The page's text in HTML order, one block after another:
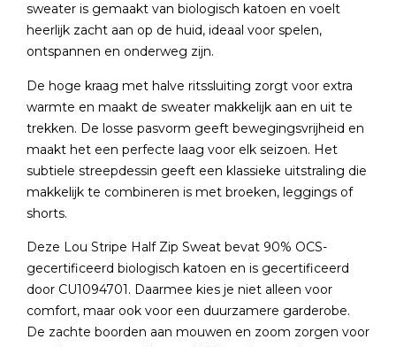
sweater is gemaakt van biologisch katoen en voelt
heerlijk zacht aan op de huid, ideaal voor spelen,
ontspannen en onderweg zijn.
De hoge kraag met halve ritssluiting zorgt voor extra
warmte en maakt de sweater makkelijk aan en uit te
trekken. De losse pasvorm geeft bewegingsvrijheid en
maakt het een perfecte laag voor elk seizoen. Het
subtiele streepdessin geeft een klassieke uitstraling die
makkelijk te combineren is met broeken, leggings of
shorts.
Deze Lou Stripe Half Zip Sweat bevat 90% OCS-
gecertificeerd biologisch katoen en is gecertificeerd
door CU1094701. Daarmee kies je niet alleen voor
comfort, maar ook voor een duurzamere garderobe.
De zachte boorden aan mouwen en zoom zorgen voor